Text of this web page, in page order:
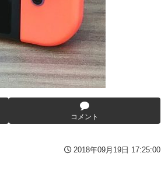
おもんない！！！！」→炎上
先を行っていたと話題に
解説
る…怖すぎる…
姫だったw w w w w w w w w w
性を宣言 一部コーチによるWNBA男性
ちゃおうｗｗｗ
コメント
2018年09月19日 17:25:00